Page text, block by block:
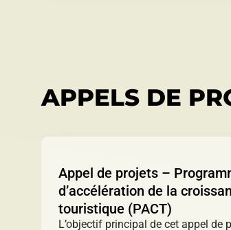
APPELS DE
Appel de projets –
d’accélération de la
touristique (PACT)
L’objectif principal de cet appel de